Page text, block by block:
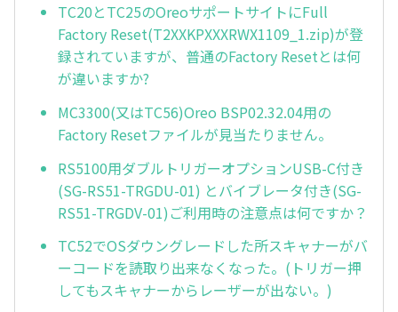
TC20とTC25のOreoサポートサイトにFull
Factory Reset(T2XXKPXXXRWX1109_1.zip)が登
録されていますが、普通のFactory Resetとは何
が違いますか?
MC3300(又はTC56)Oreo BSP02.32.04用の
Factory Resetファイルが見当たりません。
RS5100用ダブルトリガーオプションUSB-C付き
(SG-RS51-TRGDU-01) とバイブレータ付き(SG-
RS51-TRGDV-01)ご利用時の注意点は何ですか？
TC52でOSダウングレードした所スキャナーがバ
ーコードを読取り出来なくなった。(トリガー押
してもスキャナーからレーザーが出ない。)